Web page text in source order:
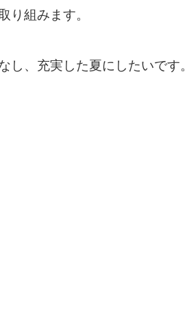
り組みます。
し、充実した夏にしたいです。